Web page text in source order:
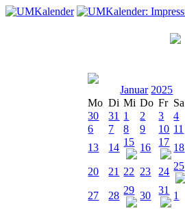
Januar 2025
Mo Di Mi Do Fr Sa
30
31 1 2 3 4
6
7 8 9 10 11
13
14 15 16 17 18
20 21 22 23 24 25
27 28 29 30 31 1